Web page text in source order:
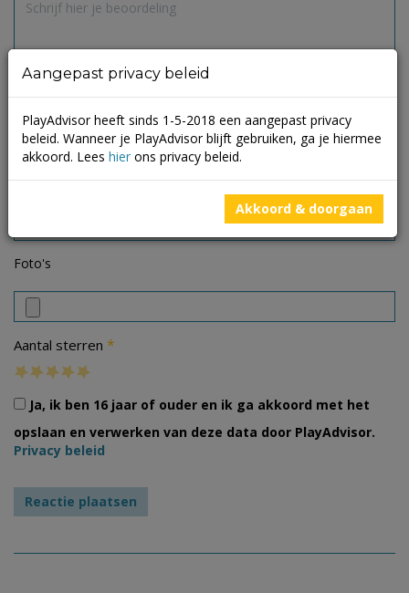
Foto's
Aantal sterren *
Ja, ik ben 16 jaar of ouder en ik ga akkoord met het
opslaan en verwerken van deze data door PlayAdvisor.
Privacy beleid
Aangepast privacy beleid
PlayAdvisor heeft sinds 1-5-2018 een aangepast privacy
beleid. Wanneer je PlayAdvisor blijft gebruiken, ga je hiermee
akkoord. Lees hier ons privacy beleid.
Akkoord & doorgaan